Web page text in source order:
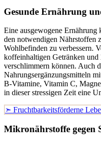
Gesunde Ernährung
Eine ausgewogene
den notwendigen Nährstoffen
Wohlbefinden zu verbessern.
koffeinhaltigen Getränken und
verschlimmern können. Auch
Nahrungsergänzungsmitteln
B-Vitamine, Vitamin C,
in dieser stressigen Zeit eine
➣ Fruchtbarkeitsförderne
Mikronährstoffe gegen